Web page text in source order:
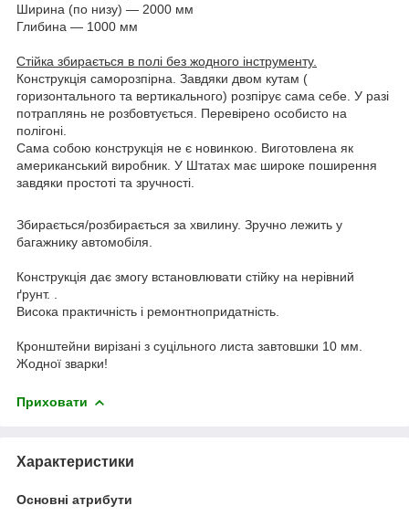
Ширина (по низу) — 2000 мм
Глибина — 1000 мм
Стійка збирається в полі без жодного інструменту.
Конструкція саморозпірна. Завдяки двом кутам (
горизонтального та вертикального) розпірує сама себе. У разі
потраплянь не розбовтується. Перевірено особисто на
полігоні.
Сама собою конструкція не є новинкою. Виготовлена як
американський виробник. У Штатах має широке поширення
завдяки простоті та зручності.
Збирається/розбирається за хвилину. Зручно лежить у
багажнику автомобіля.
Конструкція дає змогу встановлювати стійку на нерівний
ґрунт. .
Висока практичність і ремонтнопридатність.
Кронштейни вирізані з суцільного листа завтовшки 10 мм.
Жодної зварки!
Приховати
Характеристики
Основні атрибути